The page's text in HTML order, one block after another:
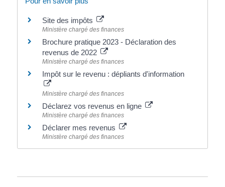
Site des impôts
Ministère chargé des finances
Brochure pratique 2023 - Déclaration des
revenus de 2022
Ministère chargé des finances
Impôt sur le revenu : dépliants d'information
Ministère chargé des finances
Déclarez vos revenus en ligne
Ministère chargé des finances
Déclarer mes revenus
Ministère chargé des finances